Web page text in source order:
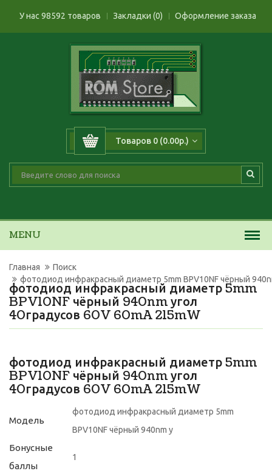
У нас 98592 товаров Закладки (0) Оформление заказа
Товаров 0 (0.00р.)
MENU
фотодиод инфракрасный диаметр 5mm
BPV10NF чёрный 940nm угол
40градусов 60V 60mA 215mW
Главная
Поиск
фотодиод инфракрасный диаметр 5mm BPV10NF чёрный
фотодиод инфракрасный диаметр 5mm
BPV10NF чёрный 940nm угол
40градусов 60V 60mA 215mW
Модель
фотодиод инфракрасный диаметр 5mm
BPV10NF чёрный 940nm у
Бонусные
баллы
1